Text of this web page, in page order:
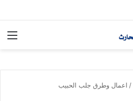
/ اعمال وطرق جلب الحبيب